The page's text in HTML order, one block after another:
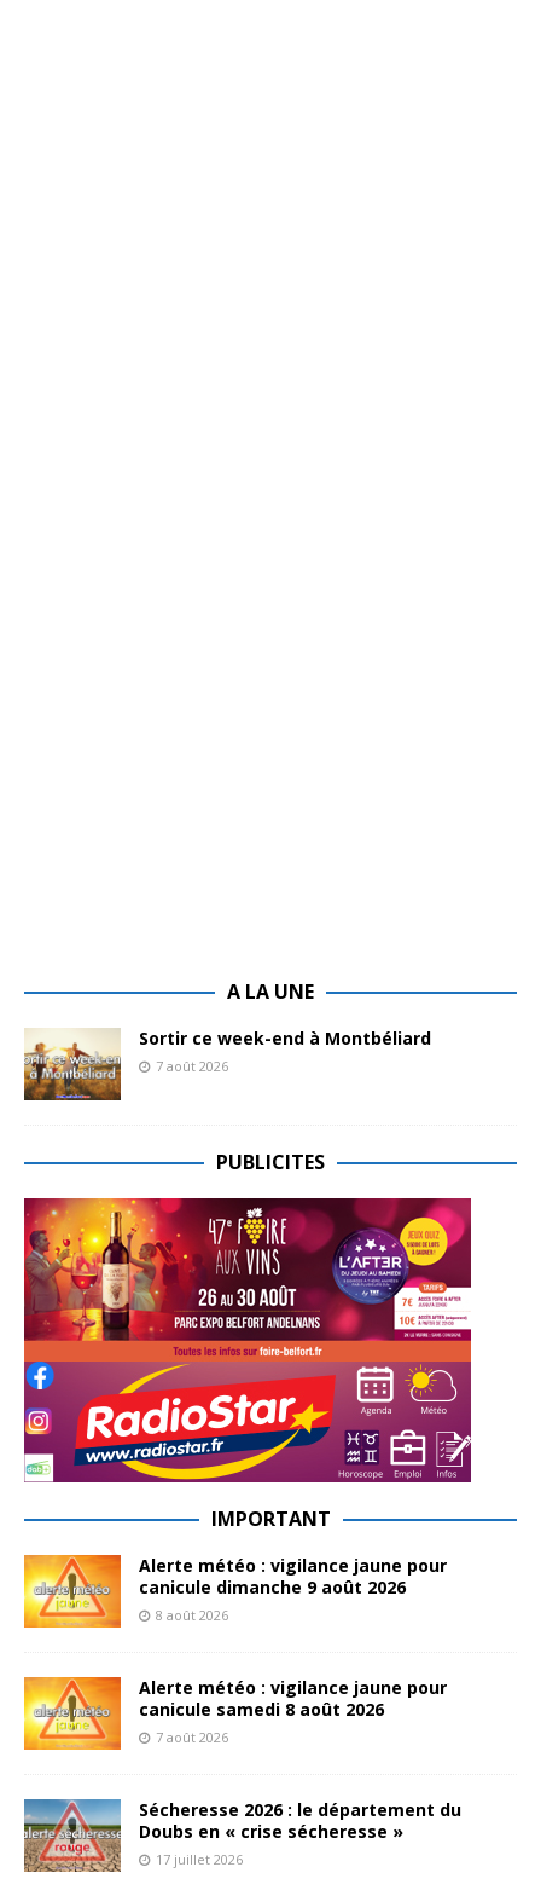
A LA UNE
Sortir ce week-end à Montbéliard
7 août 2026
PUBLICITES
IMPORTANT
Alerte météo : vigilance jaune pour
canicule dimanche 9 août 2026
8 août 2026
Alerte météo : vigilance jaune pour
canicule samedi 8 août 2026
7 août 2026
Sécheresse 2026 : le département du
Doubs en « crise sécheresse »
17 juillet 2026